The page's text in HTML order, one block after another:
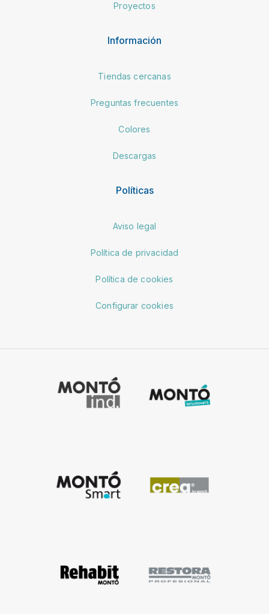
Proyectos
Información
Tiendas cercanas
Preguntas frecuentes
Colores
Descargas
Políticas
Aviso legal
Política de privacidad
Política de cookies
Configurar cookies